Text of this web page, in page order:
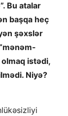
Bu atalar
başqa heç
şəxslər
istədi,
Niyə?